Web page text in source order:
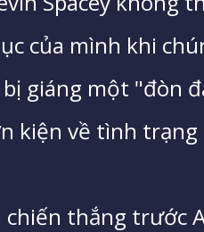
của mình khi
giáng một "đòn
kiện về tình
chiến thắng trước